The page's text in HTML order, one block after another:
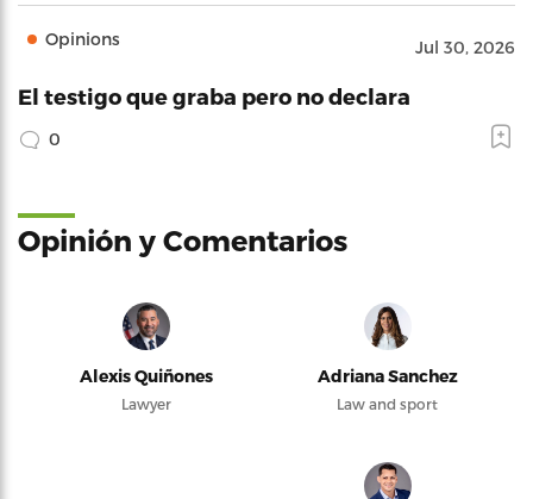
Opinions Jul 30, 2026
El testigo que graba pero no declara
0
Opinión y Comentarios
Alexis Quiñones
Lawyer
Adriana Sanchez
Law and sport